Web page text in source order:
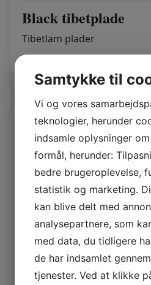
Black tibetplade
Tibetlam plader
Samtykke til
Vi og vores
teknologier, herunder
indsamle oplysninger
formål, herunder:
bedre brugeroplevelse,
statistik og marketing.
kan blive delt med
analysepartnere, som
med data, du tidligere
de har indsamlet
tjenester. Ved at klikke